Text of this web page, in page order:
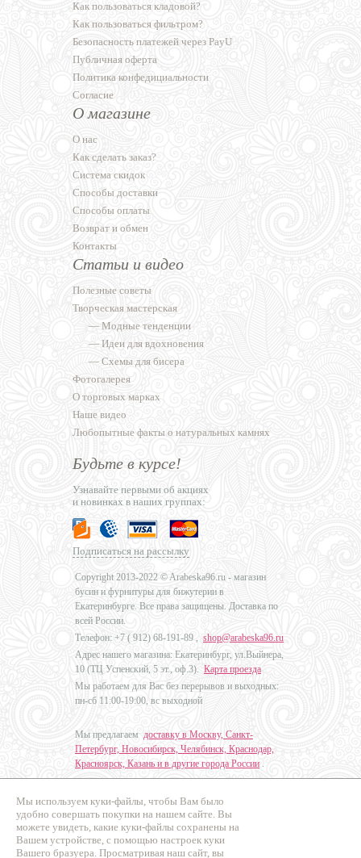
Мы используем куки-файлы, чтобы Вам было
удобно совершать покупки на нашем сайте. Вы
можете увидеть, какие куки-файлы сохранены на
Вашем устройстве, с помощью настроек куки
Вашего бразуера. Просматривая наш сайт, вы
Как пользоваться кладовой?
Как пользоваться фильтром?
Безопасность платежей через PayU
Публичная оферта
Политика конфедициальности
Согласие
О магазине
О нас
Как сделать заказ?
Система скидок
Способы доставки
Способы оплаты
Возврат и обмен
Контакты
Статьи и видео
Полезные советы
Творческая мастерская
— Модные тенденции
— Идеи для вдохновения
— Схемы для бисера
Фотогалерея
О торговых марках
Наше видео
Любопытные факты о натуральных камнях
Будьте в курсе!
Узнавайте первыми об акциях
и новинках в наших группах:
Подписаться на рассылку
Copyright 2013-2022 © Arabeska96.ru - магазин
бусин и фурнитуры для бижутерии в
Екатеринбурге. Все права защищены. Доставка по
всей России.
Телефон: +7 ( 912) 68-191-89 , shop@arabeska96.ru
Адрес нашего магазина: Екатеринбург, ул.Выйнера,
10 (ТЦ Успенский, 5 эт., оф.3). Карта проезда
Мы работаем для Вас без перерывов и выходных:
пн-сб 11:00-19:00, вс выходной
Мы предлагаем доставку в Москву, Санкт-
Петербург, Новосибирск, Челябинск, Краснодар,
Красноярск, Казань и в другие города России .
Дизайн - Наталья Мальцева
Продвижение сайтов
Промо Эксперт